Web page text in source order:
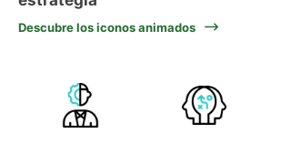
Descubre los iconos animados